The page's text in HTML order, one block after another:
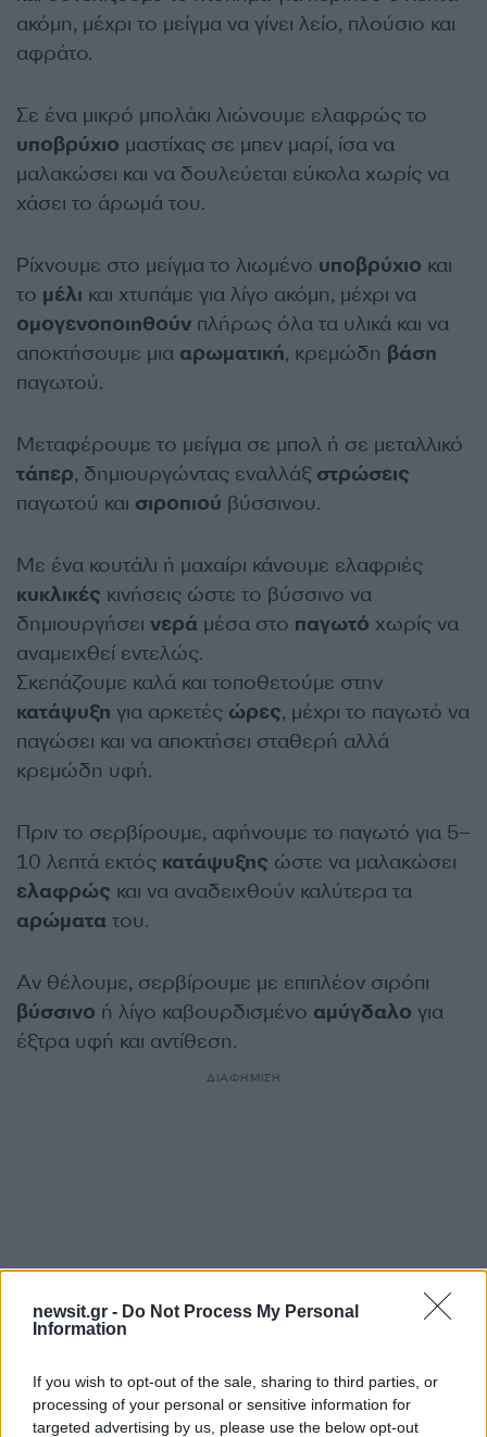
newsit.gr - Do Not Process My Personal
Information
If you wish to opt-out of the sale, sharing to third parties, or
processing of your personal or sensitive information for
targeted advertising by us, please use the below opt-out
ακόμη, μέχρι το μείγμα να γίνει λείο, πλούσιο και
αφράτο.
Σε ένα μικρό μπολάκι λιώνουμε ελαφρώς το
υποβρύχιο μαστίχας σε μπεν μαρί, ίσα να
μαλακώσει και να δουλεύεται εύκολα χωρίς να
χάσει το άρωμά του.
Ρίχνουμε στο μείγμα το λιωμένο υποβρύχιο και
το μέλι και χτυπάμε για λίγο ακόμη, μέχρι να
ομογενοποιηθούν πλήρως όλα τα υλικά και να
αποκτήσουμε μια αρωματική, κρεμώδη βάση
παγωτού.
Μεταφέρουμε το μείγμα σε μπολ ή σε μεταλλικό
τάπερ, δημιουργώντας εναλλάξ στρώσεις
παγωτού και σιροπιού βύσσινου.
Με ένα κουτάλι ή μαχαίρι κάνουμε ελαφριές
κυκλικές κινήσεις ώστε το βύσσινο να
δημιουργήσει νερά μέσα στο παγωτό χωρίς να
αναμειχθεί εντελώς.
Σκεπάζουμε καλά και τοποθετούμε στην
κατάψυξη για αρκετές ώρες, μέχρι το παγωτό να
παγώσει και να αποκτήσει σταθερή αλλά
κρεμώδη υφή.
Πριν το σερβίρουμε, αφήνουμε το παγωτό για 5–
10 λεπτά εκτός κατάψυξης ώστε να μαλακώσει
ελαφρώς και να αναδειχθούν καλύτερα τα
αρώματα του.
Αν θέλουμε, σερβίρουμε με επιπλέον σιρόπι
βύσσινο ή λίγο καβουρδισμένο αμύγδαλο για
έξτρα υφή και αντίθεση.
ΔΙΑΦΗΜΙΣΗ
Αν τα χάσατε